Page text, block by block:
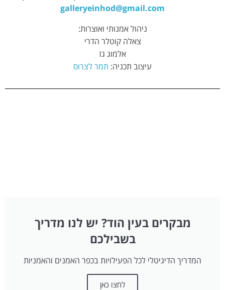
galleryeinhod@gmail.com
ניהול אמנותי ואוצרות:
צאלה קוטלר הדרי
אלמוג גז
עיצוב תכניה: תמר לצרוס
מבקרים בעין הוד? יש לנו מדריך
בשבילכם
המדריך הדיגיטלי לכל הפעילויות בכפר האמנים והאמניות
לחצו כאן